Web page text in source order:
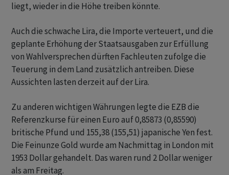
liegt, wieder in die Höhe treiben könnte.
Auch die schwache Lira, die Importe verteuert, und die
geplante Erhöhung der Staatsausgaben zur Erfüllung
von Wahlversprechen dürften Fachleuten zufolge die
Teuerung in dem Land zusätzlich antreiben. Diese
Aussichten lasten derzeit auf der Lira.
Zu anderen wichtigen Währungen legte die EZB die
Referenzkurse für einen Euro auf 0,85873 (0,85590)
britische Pfund und 155,38 (155,51) japanische Yen fest.
Die Feinunze Gold wurde am Nachmittag in London mit
1953 Dollar gehandelt. Das waren rund 2 Dollar weniger
als am Freitag.